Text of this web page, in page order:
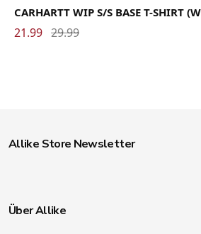
CARHARTT WIP S/S BASE T-SHIRT
21.99 29.99
Allike Store Newsletter
Über Allike